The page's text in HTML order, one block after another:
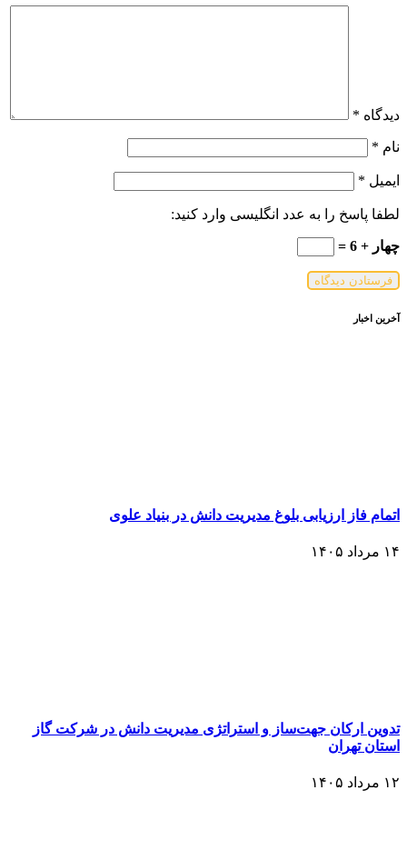
دیدگاه *
نام *
ایمیل *
لطفا پاسخ را به عدد انگلیسی وارد کنید:
چهار + 6 =
آخرین اخبار
اتمام فاز ارزیابی بلوغ مدیریت دانش در بنیاد علوی
۱۴ مرداد ۱۴۰۵
تدوین ارکان جهت‌ساز و استراتژی مدیریت دانش در شرکت گاز
استان تهران
۱۲ مرداد ۱۴۰۵